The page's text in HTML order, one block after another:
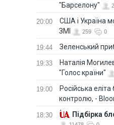
"Барселону"
20:00
США і Україна
ЗМІ
259 0
19:44 Зеленський
19:33
Наталія
"Голос країни"
19:00
Російська
контролю, -
18:30 Підбірка